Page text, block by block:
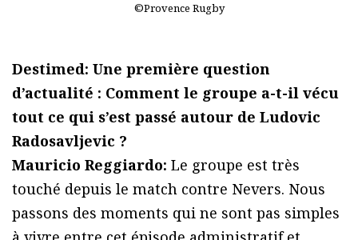
©Provence Rugby
Destimed: Une première question
d’actualité : Comment le groupe a-t-il vécu
tout ce qui s’est passé autour de Ludovic
Radosavljevic ?
Mauricio Reggiardo: Le groupe est très
touché depuis le match contre Nevers. Nous
passons des moments qui ne sont pas simples